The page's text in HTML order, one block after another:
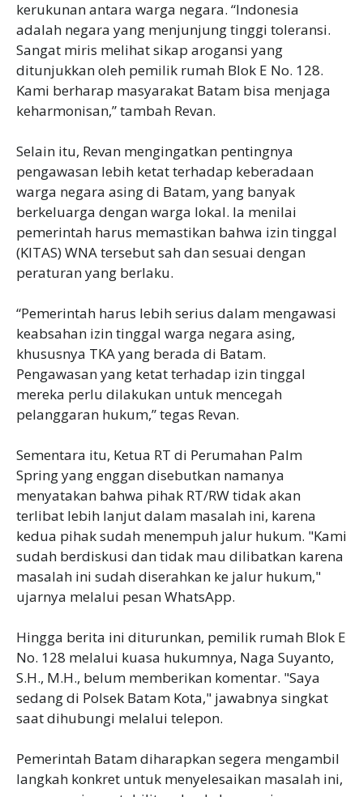
kerukunan antara warga negara. “Indonesia
adalah negara yang menjunjung tinggi toleransi.
Sangat miris melihat sikap arogansi yang
ditunjukkan oleh pemilik rumah Blok E No. 128.
Kami berharap masyarakat Batam bisa menjaga
keharmonisan,” tambah Revan.
Selain itu, Revan mengingatkan pentingnya
pengawasan lebih ketat terhadap keberadaan
warga negara asing di Batam, yang banyak
berkeluarga dengan warga lokal. Ia menilai
pemerintah harus memastikan bahwa izin tinggal
(KITAS) WNA tersebut sah dan sesuai dengan
peraturan yang berlaku.
“Pemerintah harus lebih serius dalam mengawasi
keabsahan izin tinggal warga negara asing,
khususnya TKA yang berada di Batam.
Pengawasan yang ketat terhadap izin tinggal
mereka perlu dilakukan untuk mencegah
pelanggaran hukum,” tegas Revan.
Sementara itu, Ketua RT di Perumahan Palm
Spring yang enggan disebutkan namanya
menyatakan bahwa pihak RT/RW tidak akan
terlibat lebih lanjut dalam masalah ini, karena
kedua pihak sudah menempuh jalur hukum. "Kami
sudah berdiskusi dan tidak mau dilibatkan karena
masalah ini sudah diserahkan ke jalur hukum,"
ujarnya melalui pesan WhatsApp.
Hingga berita ini diturunkan, pemilik rumah Blok E
No. 128 melalui kuasa hukumnya, Naga Suyanto,
S.H., M.H., belum memberikan komentar. "Saya
sedang di Polsek Batam Kota," jawabnya singkat
saat dihubungi melalui telepon.
Pemerintah Batam diharapkan segera mengambil
langkah konkret untuk menyelesaikan masalah ini,